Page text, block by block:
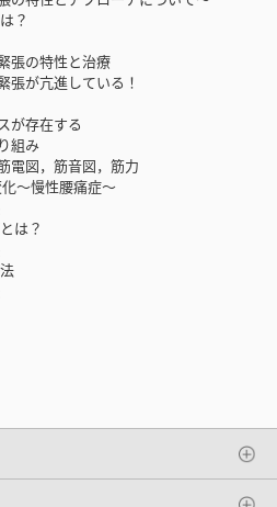
？
の特性と治療
が亢進している！
存在する
組み
図，筋音図，筋力
〜慢性腰痛症〜
は？